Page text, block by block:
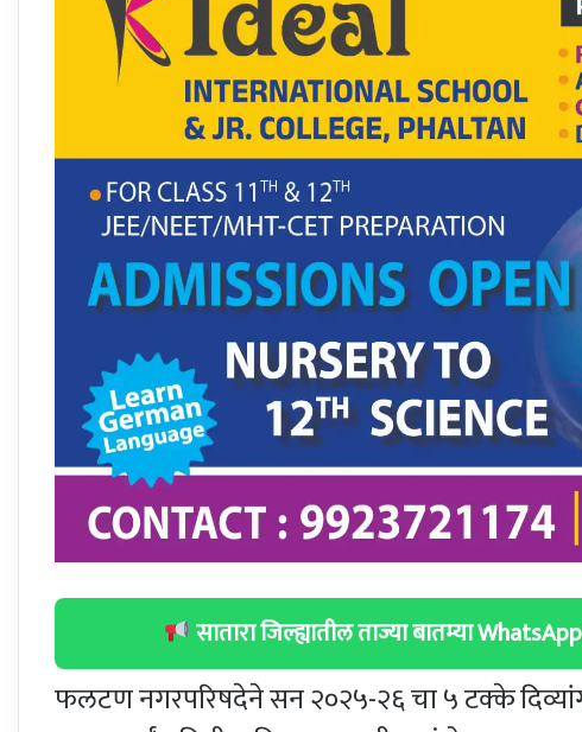
सातारा जिल्ह्यातील ताज्या बातम्या
फलटण नगरपरिषदेने सन २०२५-२६ चा ५ टक्के दिव्यांग